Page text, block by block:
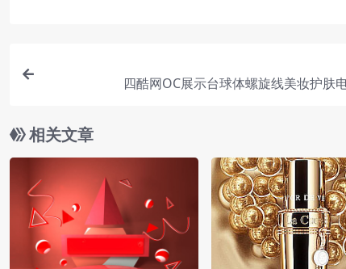
四酷网OC展示台球体螺旋线美妆护肤
相关文章